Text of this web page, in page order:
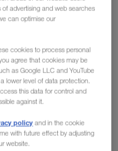
elektrisch und
es bei der
dem neuen
am Rhein den
advertising and web searches
can optimise our
cookies to process personal
agree that cookies may be
as Google LLC and YouTube
lower level of data protection.
this data for control and
against it.
policy and in the cookie
with future effect by adjusting
website.